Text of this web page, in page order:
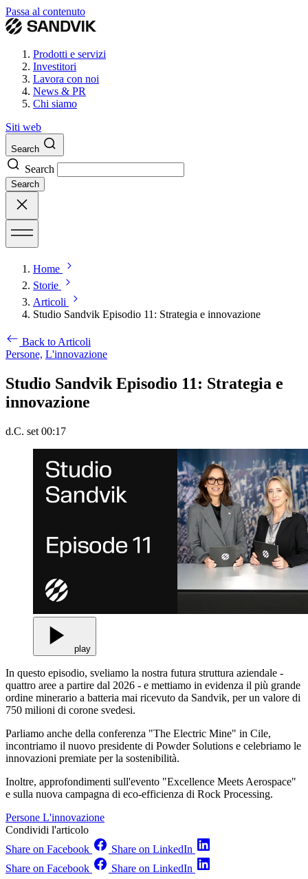
Passa al contenuto
Prodotti e servizi
Investitori
Lavora con noi
News & PR
Chi siamo
Siti web
Search
Search
Search
Home
Storie
Articoli
Studio Sandvik Episodio 11: Strategia e innovazione
Back to Articoli
Persone, L'innovazione
Studio Sandvik Episodio 11: Strategia e
innovazione
d.C. set 00:17
play
In questo episodio, sveliamo la nostra futura struttura aziendale -
quattro aree a partire dal 2026 - e mettiamo in evidenza il più grande
ordine minerario a batteria mai ricevuto da Sandvik, per un valore di
750 milioni di corone svedesi.
Parliamo anche della conferenza "The Electric Mine" in Cile,
incontriamo il nuovo presidente di Powder Solutions e celebriamo le
innovazioni premiate per la sostenibilità.
Inoltre, approfondimenti sull'evento "Excellence Meets Aerospace"
e sulla nuova campagna di eco-efficienza di Rock Processing.
Persone L'innovazione
Condividi l'articolo
Share on Facebook
Share on LinkedIn
Share on Facebook
Share on LinkedIn